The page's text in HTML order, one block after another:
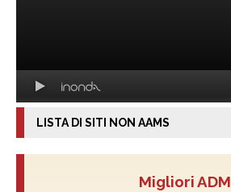
LISTA DI SITI NON AAMS
Migliori ADM